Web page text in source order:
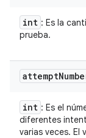
int : Es la
prueba.
attempt
int : Es el
diferentes
varias veces. El